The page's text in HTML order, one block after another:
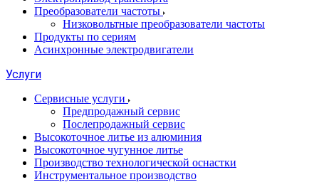
Преобразователи частоты
Низковольтные преобразователи частоты
Продукты по сериям
Асинхронные электродвигатели
Услуги
Сервисные услуги
Предпродажный сервис
Послепродажный сервис
Высокоточное литье из алюминия
Высокоточное чугунное литье
Производство технологической оснастки
Инструментальное производство